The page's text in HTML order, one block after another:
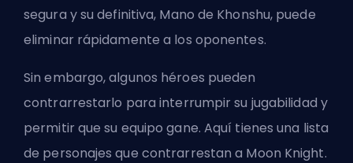
segura y su definitiva, Mano de Khonshu, puede
eliminar rápidamente a los oponentes.
Sin embargo, algunos héroes pueden
contrarrestarlo para interrumpir su jugabilidad y
permitir que su equipo gane. Aquí tienes una lista
de personajes que contrarrestan a Moon Knight.